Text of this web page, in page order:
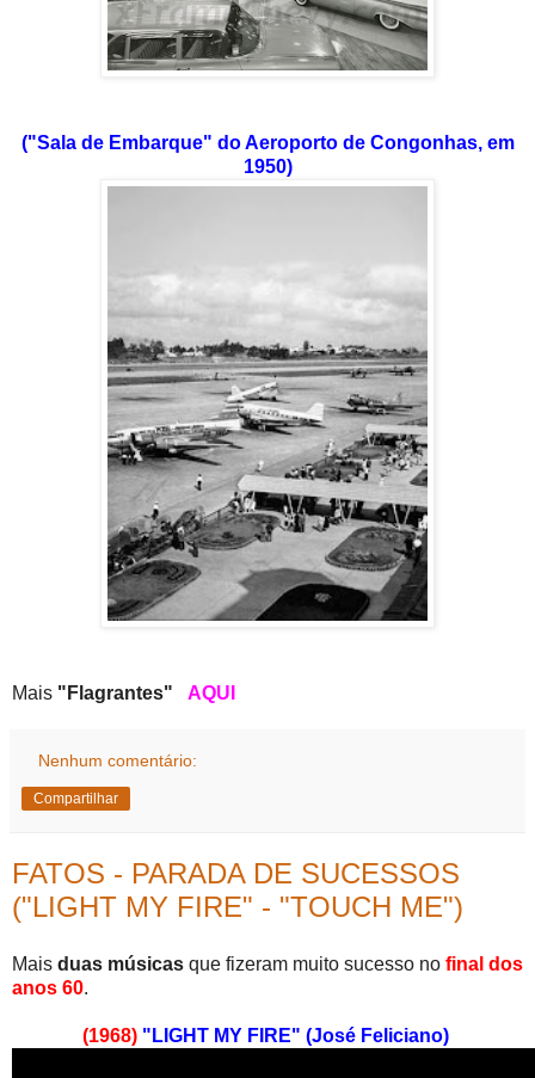
("Sala de Embarque" do Aeroporto de Congonhas, em
1950)
Mais "Flagrantes" AQUI
Nenhum comentário:
Compartilhar
FATOS - PARADA DE SUCESSOS
("LIGHT MY FIRE" - "TOUCH ME")
Mais duas músicas que fizeram muito sucesso no final dos
anos 60.
(1968)"LIGHT MY FIRE" (José Feliciano)